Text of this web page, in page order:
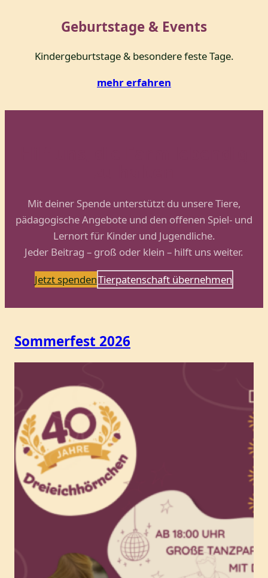
Geburtstage & Events
Kindergeburtstage & besondere feste Tage.
mehr erfahren
Mit deiner Spende unterstützt du unsere Tiere,
pädagogische Angebote und den offenen Spiel- und
Lernort für Kinder und Jugendliche.
Jeder Beitrag – groß oder klein – hilft uns weiter.
Jetzt spendenTierpatenschaft übernehmen
Sommerfest 2026